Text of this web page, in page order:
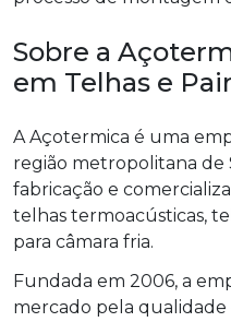
Sobre a
em Telhas e
A Açotermica é uma
região metropolitana de
fabricação e
telhas termoacústicas,
para câmara fria.
Fundada em 2006, a
mercado pela qualidade